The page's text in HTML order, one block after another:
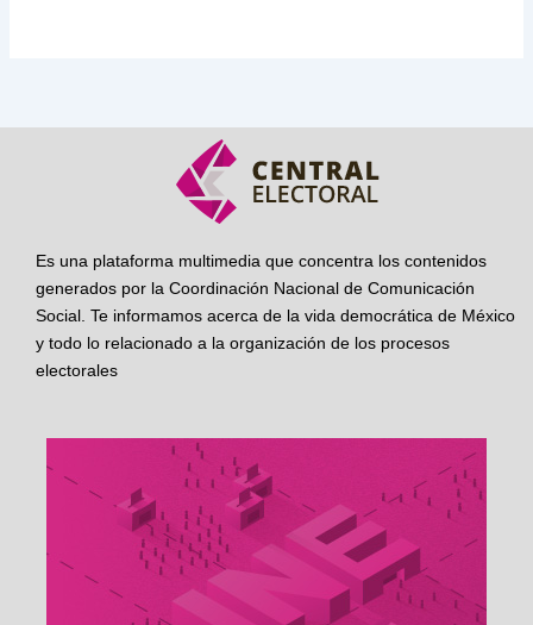
Es una plataforma multimedia que concentra los contenidos
generados por la Coordinación Nacional de Comunicación
Social. Te informamos acerca de la vida democrática de México
y todo lo relacionado a la organización de los procesos
electorales